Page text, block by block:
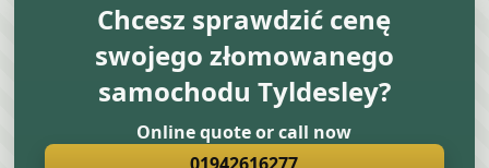
Chcesz sprawdzić cenę
swojego złomowanego
samochodu Tyldesley?
Online quote or call now